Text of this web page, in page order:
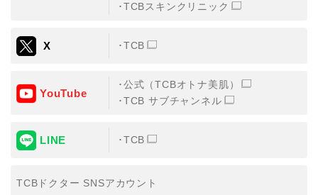
②共同して利用する者の範囲
③共同利用する者の利用目的
【外部委託について】
おいて、取得情報の取扱いの全部または一部を外部の業
務委託先に委託することがあります。取得情報の取り扱
TCBスキンクリニック
X TCB
YouTube
公式（TCBオトナ美肌）
TCB サブチャンネル
LINE TCB
TCBドクター SNSアカウント